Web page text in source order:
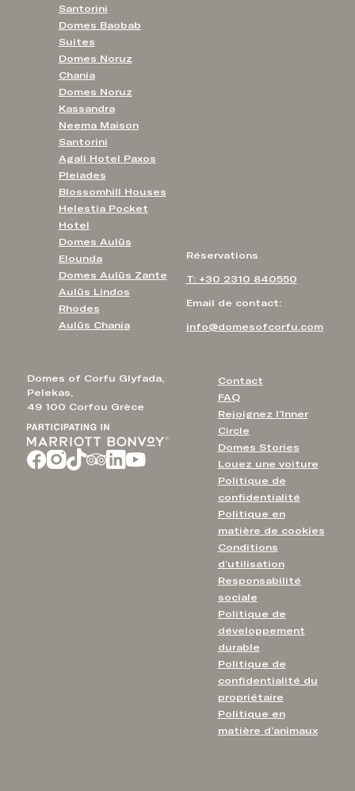
Domes of Corfu Glyfada,
Pelekas,
49 100 Corfou Grèce
Contact
FAQ
Rejoignez l’Inner
Circle
Domes Stories
Louez une voiture
Politique de
confidentialité
Politique en
matière de cookies
Conditions
d’utilisation
Responsabilité
sociale
Politique de
développement
durable
Politique de
confidentialité du
propriétaire
Politique en
matière d’animaux
Réservations
T: +30 2310 840550
Email de contact:
info@domesofcorfu.com
Santorini
Domes Baobab
Suites
Domes Noruz
Chania
Domes Noruz
Kassandra
Neema Maison
Santorini
Agali Hotel Paxos
Pleiades
Blossomhill Houses
Helestia Pocket
Hotel
Domes Aulūs
Elounda
Domes Aulūs Zante
Aulūs Lindos
Rhodes
Aulūs Chania